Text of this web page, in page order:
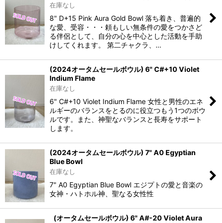
在庫なし
8" D+15 Pink Aura Gold Bowl 落ち着き、普遍的
な愛、受容・・・頼もしい無条件の愛をつかさど
る伴侶として、自分の心を中心とした活動を手助
けしてくれます。 第二チャクラ、…
(2024オータムセールボウル) 6" C#+10 Violet
Indium Flame
在庫なし
6" C#+10 Violet Indium Flame 女性と男性のエネ
ルギーのバランスをとるのに役立つもう1つのボウ
ルです。また、神聖なバランスと長寿をサポート
します。
(2024オータムセールボウル) 7" A0 Egyptian
Blue Bowl
在庫なし
7" A0 Egyptian Blue Bowl エジプトの愛と音楽の
女神・ハトホル神、聖なる女性性
(オータムセールボウル) 6" A#-20 Violet Aura